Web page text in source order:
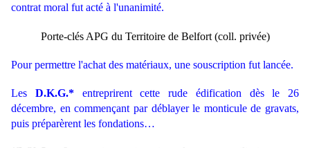
contrat moral fut acté à l'unanimité.
Porte-clés APG du Territoire de Belfort (coll. privée)
Pour permettre l'achat des matériaux, une souscription fut lancée.
Les D.K.G.*entreprirent cette rude édification dès le 26
décembre, en commençant par déblayer le monticule de gravats,
puis préparèrent les fondations…